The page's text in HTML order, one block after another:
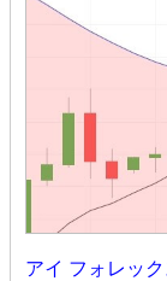
アイ フォレック